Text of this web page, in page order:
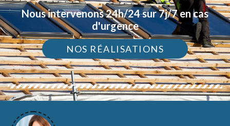
Nous intervenons 24h/24 sur 7j/7 en cas
d'urgence
NOS RÉALISATIONS